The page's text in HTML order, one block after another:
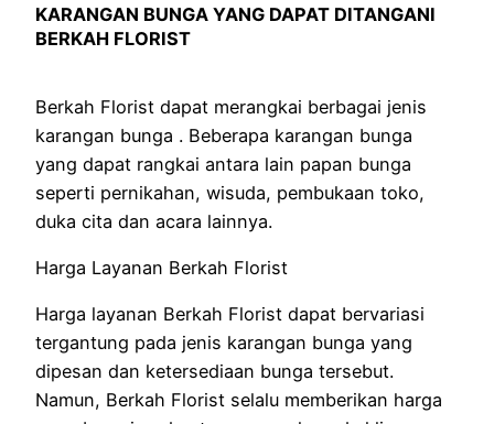
KARANGAN BUNGA YANG DAPAT DITANGANI
BERKAH FLORIST
Berkah Florist dapat merangkai berbagai jenis
karangan bunga . Beberapa karangan bunga
yang dapat rangkai antara lain papan bunga
seperti pernikahan, wisuda, pembukaan toko,
duka cita dan acara lainnya.
Harga Layanan Berkah Florist
Harga layanan Berkah Florist dapat bervariasi
tergantung pada jenis karangan bunga yang
dipesan dan ketersediaan bunga tersebut.
Namun, Berkah Florist selalu memberikan harga